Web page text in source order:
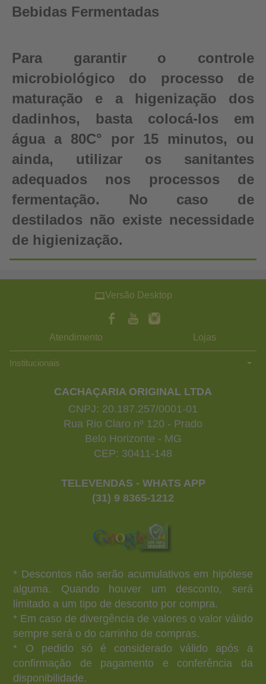
Bebidas Fermentadas
Para garantir o controle
microbiológico do processo de
maturação e a higenização dos
dadinhos, basta colocá-los em
água a 80C° por 15 minutos, ou
ainda, utilizar os sanitantes
adequados nos processos de
fermentação. No caso de
destilados não existe necessidade
de higienização.
Versão Desktop
Atendimento Lojas
Institucionais
CACHAÇARIA ORIGINAL LTDA
CNPJ: 20.187.257/0001-01
Rua Rio Claro nº 120 - Prado
Belo Horizonte - MG
CEP: 30411-148
TELEVENDAS - WHATS APP
(31) 9 8365-1212
* Descontos não serão acumulativos em hipótese
alguma. Quando houver um desconto, será
limitado a um tipo de desconto por compra.
* Em caso de divergência de valores o valor válido
sempre será o do carrinho de compras.
* O pedido só é considerado válido após a
confirmação de pagamento e conferência da
disponibilidade.